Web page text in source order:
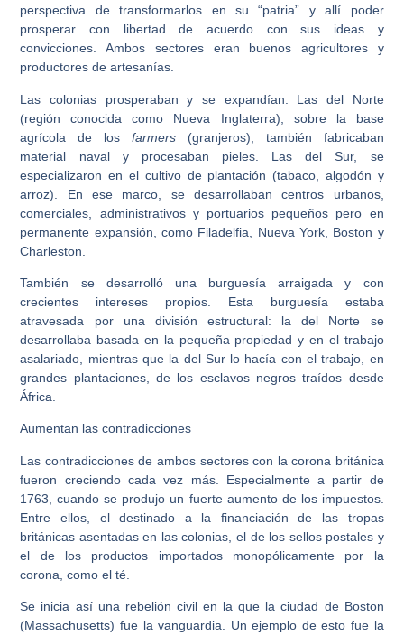
perspectiva de transformarlos en su “patria” y allí poder
prosperar con libertad de acuerdo con sus ideas y
convicciones. Ambos sectores eran buenos agricultores y
productores de artesanías.
Las colonias prosperaban y se expandían. Las del Norte
(región conocida como Nueva Inglaterra), sobre la base
agrícola de los farmers (granjeros), también fabricaban
material naval y procesaban pieles. Las del Sur, se
especializaron en el cultivo de plantación (tabaco, algodón y
arroz). En ese marco, se desarrollaban centros urbanos,
comerciales, administrativos y portuarios pequeños pero en
permanente expansión, como Filadelfia, Nueva York, Boston y
Charleston.
También se desarrolló una burguesía arraigada y con
crecientes intereses propios. Esta burguesía estaba
atravesada por una división estructural: la del Norte se
desarrollaba basada en la pequeña propiedad y en el trabajo
asalariado, mientras que la del Sur lo hacía con el trabajo, en
grandes plantaciones, de los esclavos negros traídos desde
África.
Aumentan las contradicciones
Las contradicciones de ambos sectores con la corona británica
fueron creciendo cada vez más. Especialmente a partir de
1763, cuando se produjo un fuerte aumento de los impuestos.
Entre ellos, el destinado a la financiación de las tropas
británicas asentadas en las colonias, el de los sellos postales y
el de los productos importados monopólicamente por la
corona, como el té.
Se inicia así una rebelión civil en la que la ciudad de Boston
(Massachusetts) fue la vanguardia. Un ejemplo de esto fue la